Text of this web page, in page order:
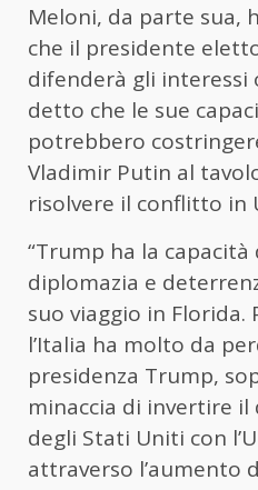
Meloni, da parte sua,
che il presidente
difenderà gli interessi
detto che le sue
potrebbero
Vladimir Putin al
risolvere il conflitto in
“Trump ha la
diplomazia e
suo viaggio in Florida.
l’Italia ha molto da
presidenza Trump,
minaccia di invertire
degli Stati Uniti con
attraverso l’aumento